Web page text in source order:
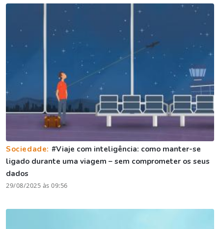
Sociedade: #Viaje com inteligência: como manter-se
ligado durante uma viagem – sem comprometer os seus
dados
29/08/2025 às 09:56